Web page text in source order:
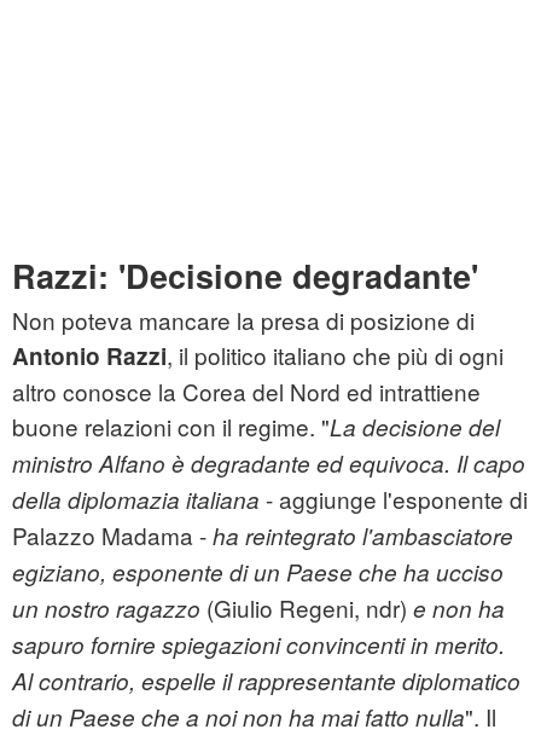
Razzi: 'Decisione degradante'
Non poteva mancare la presa di posizione di
Antonio Razzi, il politico italiano che più di ogni
altro conosce la Corea del Nord ed intrattiene
buone relazioni con il regime. "La decisione del
ministro Alfano è degradante ed equivoca. Il capo
della diplomazia italiana - aggiunge l'esponente di
Palazzo Madama -ha reintegrato l'ambasciatore
egiziano, esponente di un Paese che ha ucciso
un nostro ragazzo (Giulio Regeni, ndr) e non ha
sapuro fornire spiegazioni convincenti in merito.
Al contrario, espelle il rappresentante diplomatico
di un Paese che a noi non ha mai fatto nulla". Il